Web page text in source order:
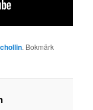
. Bokmärk